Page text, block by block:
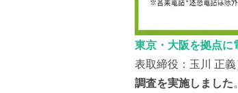
東京・大阪を拠点
表取締役：玉川 正義
調査を実施しました。